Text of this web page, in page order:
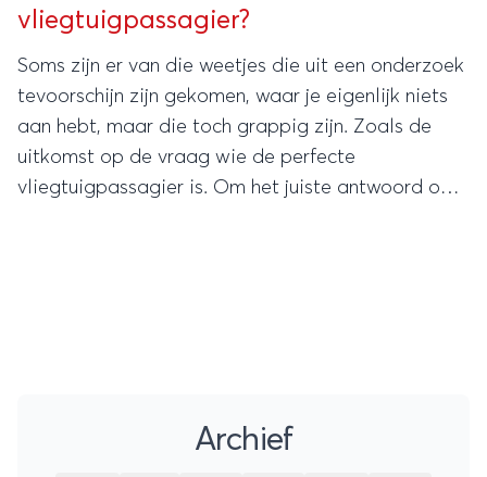
vliegtuigpassagier?
Soms zijn er van die weetjes die uit een onderzoek
tevoorschijn zijn gekomen, waar je eigenlijk niets
aan hebt, maar die toch grappig zijn. Zoals de
uitkomst op de vraag wie de perfecte
vliegtuigpassagier is. Om het juiste antwoord op
Archief